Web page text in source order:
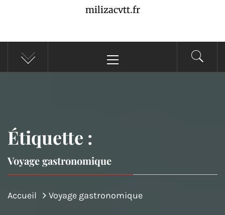
milizacvtt.fr
principal
Étiquette :
Voyage gastronomique
Accueil Voyage gastronomique